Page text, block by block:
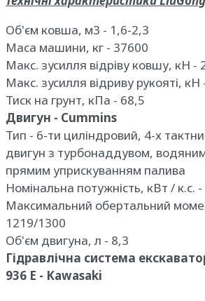
Об'єм ковша, м3 - 1,6-2,3
Маса машини, кг - 37600
Макс. зусилля відріву ковшу, кН -
Макс. зусилля відриву рукояті, кН
Тиск на грунт, кПа - 68,5
Двигун - Cummins
Тип - 6-ти циліндровий, 4-х
двигун з турбонаддувом,
прямим уприскуванням палива
Номінальна потужність, кВт / к.с.
Максимальний обертальний
1219/1300
Об'єм двигуна, л - 8,3
Гідравлічна система
936 E - Kawasaki